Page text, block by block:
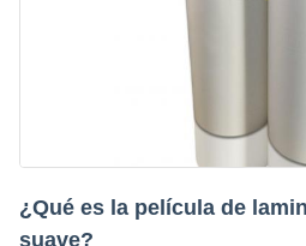
¿Qué es la película de
suave?